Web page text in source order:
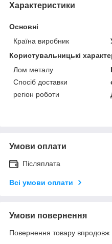
Характеристики
Основні
Країна виробник
Користувальницькі
Лом металу
Спосіб доставки
регіон роботи
Умови оплати
Післяплата
Всі умови оплати
Умови повернення
Повернення товару впродовж